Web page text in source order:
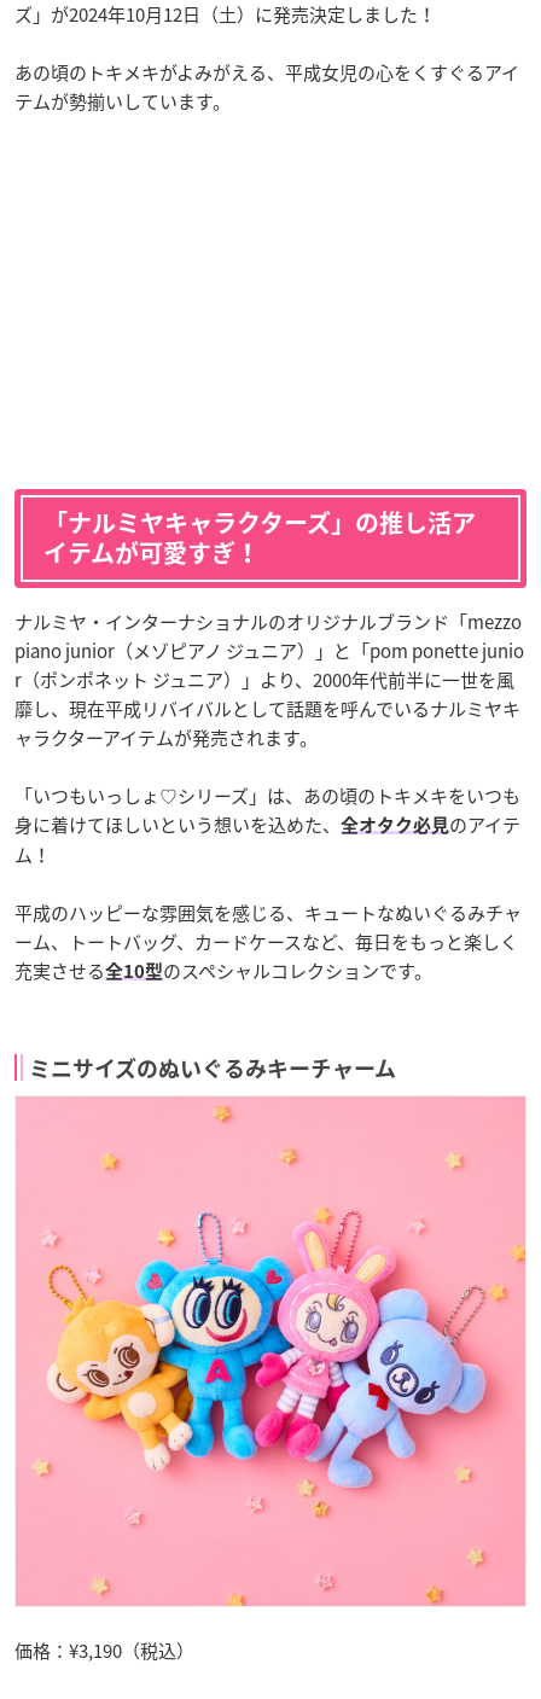
ズ」が2024年10月12日（土）に発売決定しました！
あの頃のトキメキがよみがえる、平成女児の心をくすぐるアイ
テムが勢揃いしています。
「ナルミヤキャラクターズ」の推し活ア
イテムが可愛すぎ！
ナルミヤ・インターナショナルのオリジナルブランド「mezzo
piano junior（メゾピアノ ジュニア）」と「pom ponette junio
r（ポンポネット ジュニア）」より、2000年代前半に一世を風
靡し、現在平成リバイバルとして話題を呼んでいるナルミヤキ
ャラクターアイテムが発売されます。
「いつもいっしょ♡シリーズ」は、あの頃のトキメキをいつも
身に着けてほしいという想いを込めた、
全オタク必見のアイテ
ム！
平成のハッピーな雰囲気を感じる、キュートなぬいぐるみチャ
ーム、トートバッグ、カードケースなど、毎日をもっと楽しく
充実させる全10型のスペシャルコレクションです。
ミニサイズのぬいぐるみキーチャーム
価格：¥3,190（税込）